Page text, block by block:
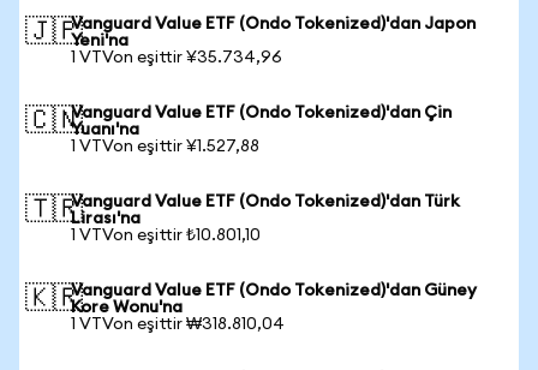
🇯🇵Vanguard Value ETF (Ondo Tokenized)'dan Japon
Yeni'na
1 VTVon eşittir ¥35.734,96
🇨🇳Vanguard Value ETF (Ondo Tokenized)'dan Çin
Yuanı'na
1 VTVon eşittir ¥1.527,88
🇹🇷Vanguard Value ETF (Ondo Tokenized)'dan Türk
Lirası'na
1 VTVon eşittir ₺10.801,10
🇰🇷Vanguard Value ETF (Ondo Tokenized)'dan Güney
Kore Wonu'na
1 VTVon eşittir ₩318.810,04